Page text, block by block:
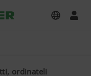
ordinateli